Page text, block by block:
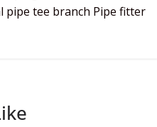
pipe tee branch Pipe fitter